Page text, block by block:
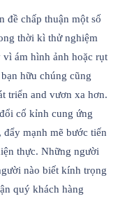
đề chấp thuận một số
thời kì thử nghiệm
ám hình ảnh hoặc rụt
hữu chúng cũng
triển and vươn xa hơn.
cố kỉnh cung ứng
mạnh mẽ bước tiến
thực. Những người
nào biết kính trọng
quý khách hàng